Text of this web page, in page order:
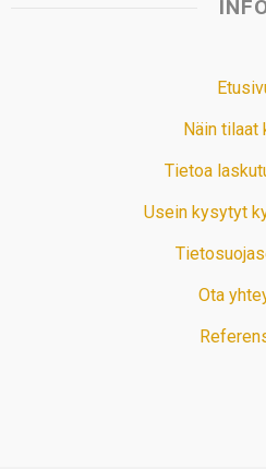
Näin tilaat
Tietoa
Usein kysytyt
Ota